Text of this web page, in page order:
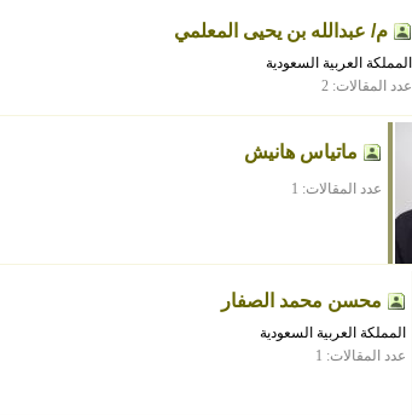
م/ عبدالله بن يحيى المعلمي
المملكة العربية السعودية
عدد المقالات: 2
ماتياس هانيش
عدد المقالات: 1
محسن محمد الصفار
المملكة العربية السعودية
عدد المقالات: 1